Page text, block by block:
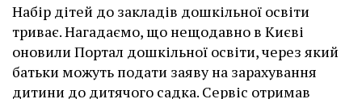
Набір дітей до закладів дошкільної освіти
триває. Нагадаємо, що нещодавно в Києві
оновили Портал дошкільної освіти, через який
батьки можуть подати заяву на зарахування
дитини до дитячого садка. Сервіс отримав